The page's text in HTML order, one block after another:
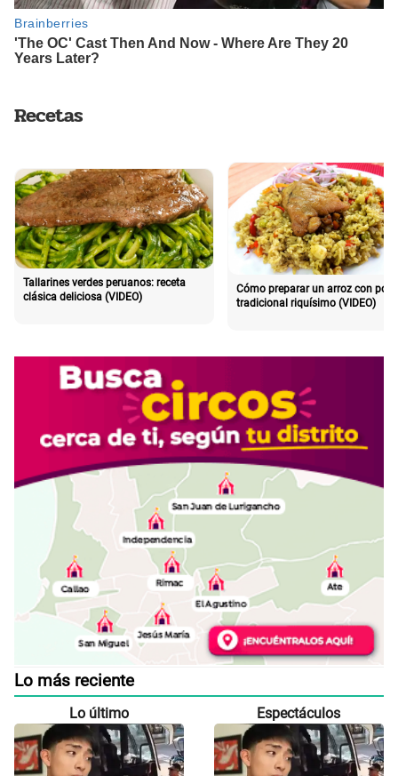
Recetas
Tallarines verdes peruanos: receta
clásica deliciosa (VIDEO)
Cómo preparar un arroz con pollo
tradicional riquísimo (VIDEO)
Lo más reciente
Lo último Espectáculos